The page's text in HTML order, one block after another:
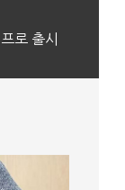
로 출시